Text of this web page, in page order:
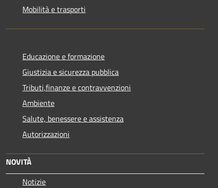
Mobilità e trasporti
Educazione e formazione
Giustizia e sicurezza pubblica
Tributi,finanze e contravvenzioni
Ambiente
Salute, benessere e assistenza
Autorizzazioni
NOVITÀ
Notizie